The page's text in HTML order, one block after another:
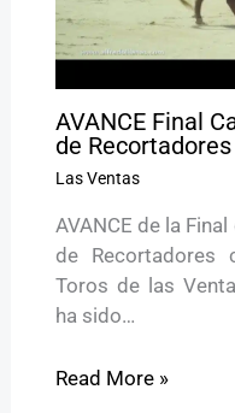
AVANCE Final
de Recortadores
Las Ventas
AVANCE de la
de Recortadores
Toros de las
ha sido…
Read More »